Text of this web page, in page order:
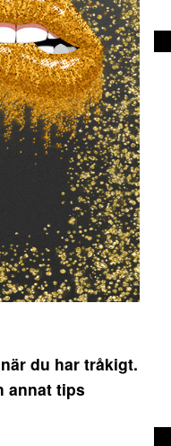
du har tråkigt.
annat tips